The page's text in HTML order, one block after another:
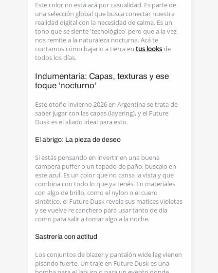
Este color no está acá por casualidad. Es parte de
una selección global que busca conectar nuestra
realidad digital con la necesidad de calma. Es un
tono que se siente 'tecnológico' pero que a la vez
nos remite a la naturaleza nocturna. Acá te
contamos cómo bajarlo a tierra en tus looksde
todos los días.
Indumentaria: Capas, texturas y ese
toque 'nocturno'
Este otoño invierno 2026 en Argentina se trata de
saber jugar con las capas (layering), y el Future
Dusk es el aliado ideal para esto.
El abrigo: La pieza de deseo
Si estás pensando en invertir en una buena
campera puffer o un tapado de paño, buscalo en
este azul. Es un color que no cansa la vista y que
combina con todo lo que ya tenés. En materiales
con algo de brillo, como el nylon o el cuero
sintético, el Future Dusk revela sus matices violetas
y se vuelve re canchero para usar tanto de día
como para salir a tomar algo a la noche.
Sastrería con actitud
Los conjuntos de blazer y pantalón wide leg vienen
pisando fuerte. Un traje en Future Dusk es una